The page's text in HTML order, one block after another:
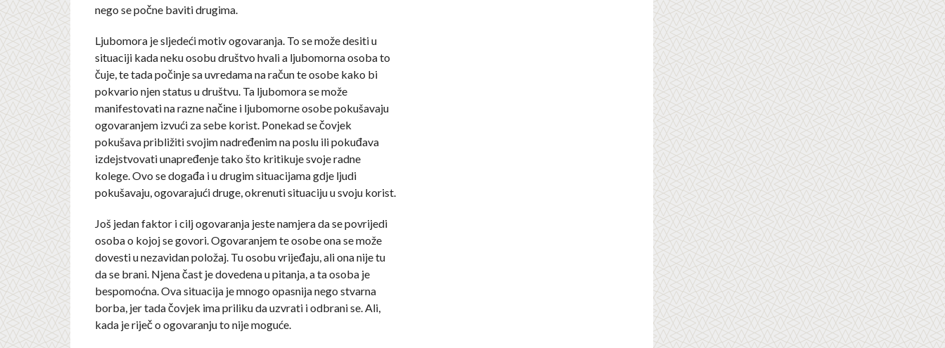
nego se počne baviti drugima.
Ljubomora je sljedeći motiv ogovaranja. To se može desiti u
situaciji kada neku osobu društvo hvali a ljubomorna osoba to
čuje, te tada počinje sa uvredama na račun te osobe kako bi
pokvario njen status u društvu. Ta ljubomora se može
manifestovati na razne načine i ljubomorne osobe pokušavaju
ogovaranjem izvući za sebe korist. Ponekad se čovjek
pokušava približiti svojim nadređenim na poslu ili pokuđava
izdejstvovati unapređenje tako što kritikuje svoje radne
kolege. Ovo se događa i u drugim situacijama gdje ljudi
pokušavaju, ogovarajući druge, okrenuti situaciju u svoju korist.
Još jedan faktor i cilj ogovaranja jeste namjera da se povrijedi
osoba o kojoj se govori. Ogovaranjem te osobe ona se može
dovesti u nezavidan položaj. Tu osobu vrijeđaju, ali ona nije tu
da se brani. Njena čast je dovedena u pitanja, a ta osoba je
bespomoćna. Ova situacija je mnogo opasnija nego stvarna
borba, jer tada čovjek ima priliku da uzvrati i odbrani se. Ali,
kada je riječ o ogovaranju to nije moguće.